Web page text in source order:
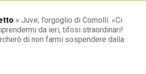
» Juve, l’orgoglio di Comolli: «Ci
da ieri, tifosi straordinari!
di non farmi sospendere dalla